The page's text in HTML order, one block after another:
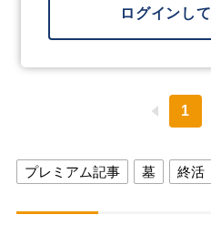
ログインし
1
プレミアム記事 墓 終活